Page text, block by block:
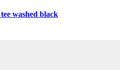
washed black